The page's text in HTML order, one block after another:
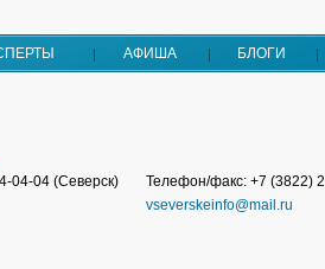
АФИША БЛОГИ
04-04 (Северск)
Телефон/факс: +7 (3822)
vseverskeinfo@mail.ru